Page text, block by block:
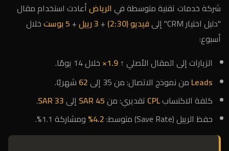
شركة خدمات تقنية متوسطة فيالرياضأعادت استخدام مقال
"دليل اختيار CRM" إلى
فيديو (2:30) + 3 رييل + 5 بوست
خلال
أسبوع:
الزيارات إلى المقال الأصلي ↑ 1.9× خلال 14 يومًا.
Leads من نموذج الاتصال: من 35 إلى 62 شهريًا.
كلفة الاكتسابCPL تقديري: منSAR 45 إلىSAR 33
.
حفظ الرييل (Save Rate) متوسط:
4.2% ومشاركة 1.1%.